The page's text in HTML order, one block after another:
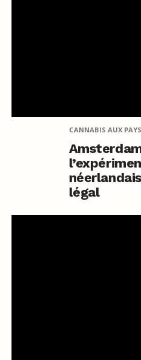
CANNABIS AUX
légal